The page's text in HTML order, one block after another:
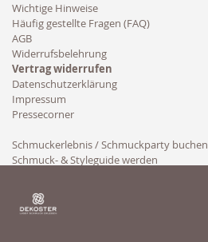
Wichtige Hinweise
Häufig gestellte Fragen (FAQ)
AGB
Widerrufsbelehrung
Vertrag widerrufen
Datenschutzerklärung
Impressum
Pressecorner
Schmuckerlebnis / Schmuckparty buchen
Schmuck- & Styleguide werden